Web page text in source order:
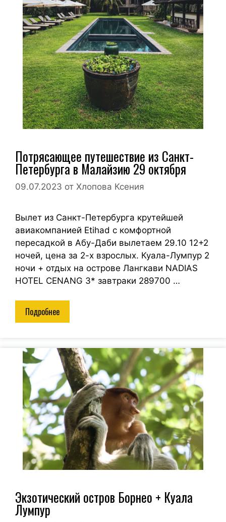
Потрясающее путешествие из Санкт-
Петербурга в Малайзию 29 октября
09.07.2023 от Хлопова Ксения
Вылет из Санкт-Петербурга крутейшей
авиакомпанией Etihad с комфортной
пересадкой в Абу-Даби вылетаем 29.10 12+2
ночей, цена за 2-х взрослых. Куала-Лумпур 2
ночи + отдых на острове Лангкави NADIAS
HOTEL CENANG 3* завтраки 289700 …
Подробнее
Экзотический остров Борнео + Куала
Лумпур